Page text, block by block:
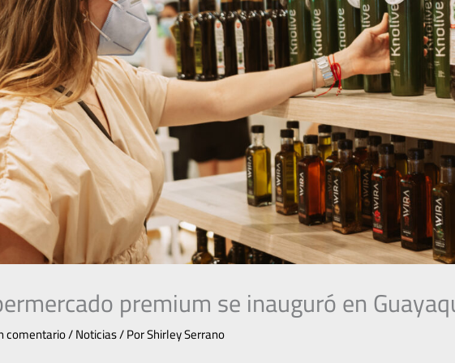
premium se inauguró en
comentario/Noticias/ PorShirley Serrano